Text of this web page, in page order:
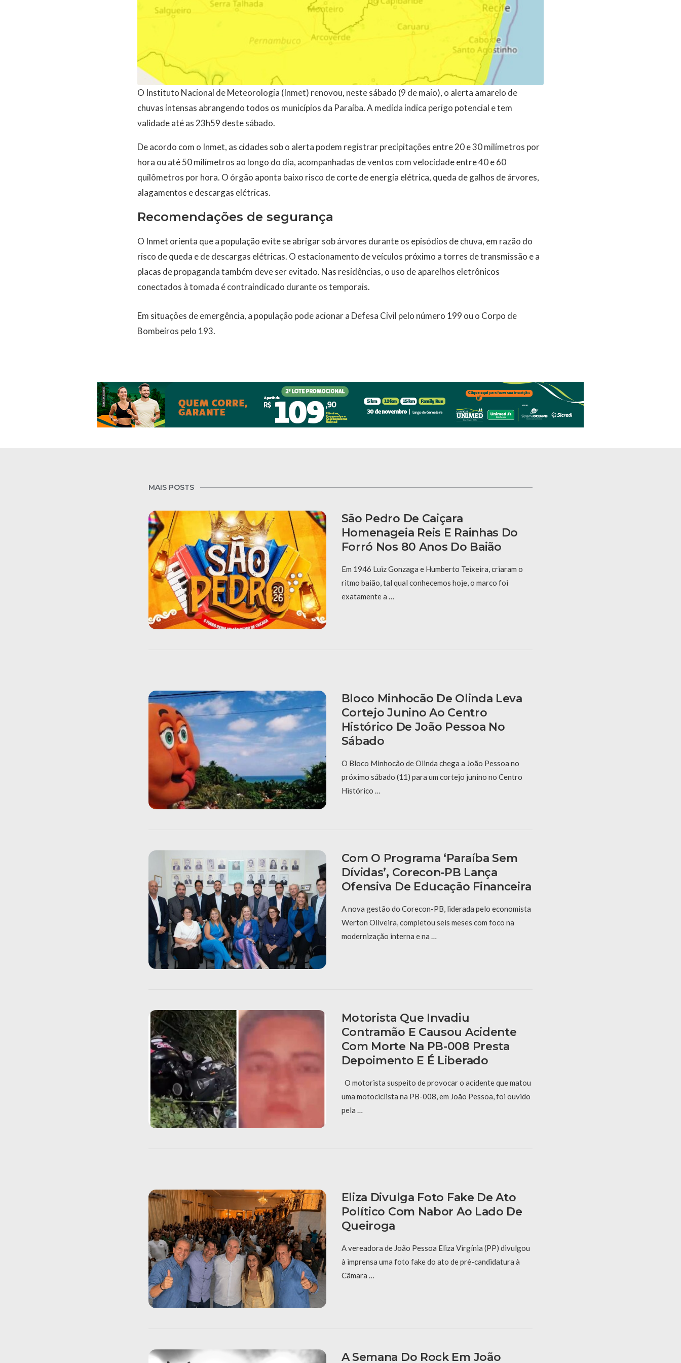
O Instituto Nacional de Meteorologia (Inmet) renovou, neste sábado (9 de maio), o alerta amarelo de
chuvas intensas abrangendo todos os municípios da Paraíba. A medida indica perigo potencial e tem
validade até as 23h59 deste sábado.
De acordo com o Inmet, as cidades sob o alerta podem registrar precipitações entre 20 e 30 milímetros por
hora ou até 50 milímetros ao longo do dia, acompanhadas de ventos com velocidade entre 40 e 60
quilômetros por hora. O órgão aponta baixo risco de corte de energia elétrica, queda de galhos de árvores,
alagamentos e descargas elétricas.
Recomendações de segurança
O Inmet orienta que a população evite se abrigar sob árvores durante os episódios de chuva, em razão do
risco de queda e de descargas elétricas. O estacionamento de veículos próximo a torres de transmissão e a
placas de propaganda também deve ser evitado. Nas residências, o uso de aparelhos eletrônicos
conectados à tomada é contraindicado durante os temporais.
Em situações de emergência, a população pode acionar a Defesa Civil pelo número 199 ou o Corpo de
Bombeiros pelo 193.
MAIS POSTS
São Pedro De Caiçara
Homenageia Reis E Rainhas Do
Forró Nos 80 Anos Do Baião
Em 1946 Luiz Gonzaga e Humberto Teixeira, criaram o
ritmo baião, tal qual conhecemos hoje, o marco foi
exatamente a …
Bloco Minhocão De Olinda Leva
Cortejo Junino Ao Centro
Histórico De João Pessoa No
Sábado
O Bloco Minhocão de Olinda chega a João Pessoa no
próximo sábado (11) para um cortejo junino no Centro
Histórico …
Com O Programa ‘Paraíba Sem
Dívidas’, Corecon-PB Lança
Ofensiva De Educação Financeira
A nova gestão do Corecon-PB, liderada pelo economista
Werton Oliveira, completou seis meses com foco na
modernização interna e na …
Motorista Que Invadiu
Contramão E Causou Acidente
Com Morte Na PB-008 Presta
Depoimento E É Liberado
O motorista suspeito de provocar o acidente que matou
uma motociclista na PB-008, em João Pessoa, foi ouvido
pela …
Eliza Divulga Foto Fake De Ato
Político Com Nabor Ao Lado De
Queiroga
A vereadora de João Pessoa Eliza Virgínia (PP) divulgou
à imprensa uma foto fake do ato de pré-candidatura à
Câmara …
A Semana Do Rock Em João